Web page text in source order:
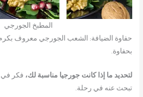
المطبخ الجورجي
حفاوة الضيافة: الشعب الجورجي معروف بكرم
بحفاوة.
لتحديد ما إذا كانت جورجيا مناسبة لك، فكر في
تبحث عنه في رحلة.